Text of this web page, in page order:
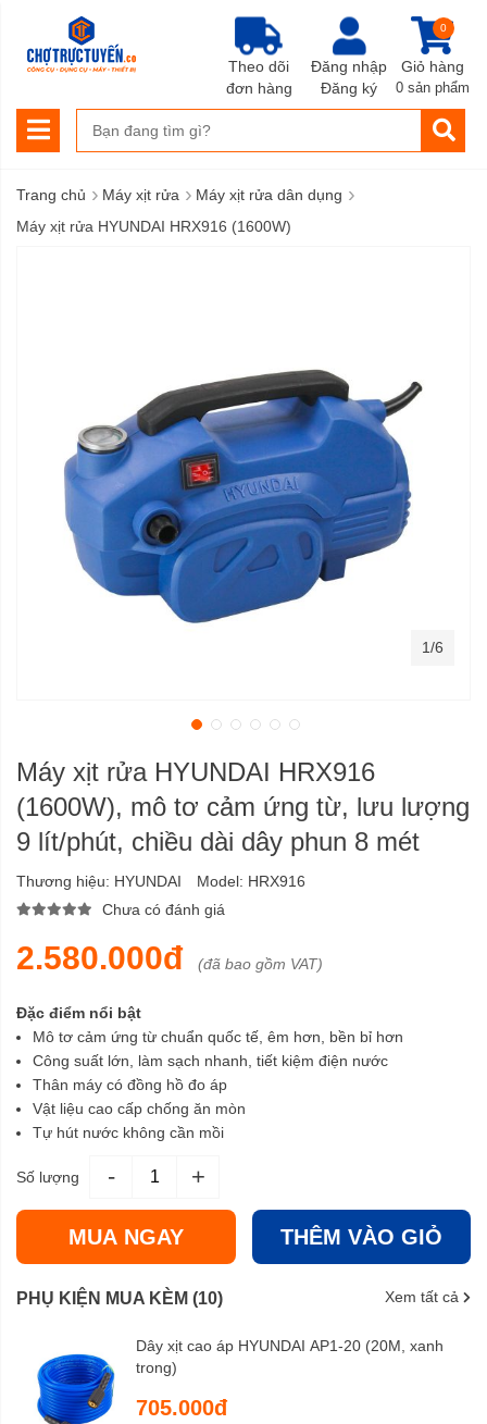
Đăng nhập
Đăng ký
Giỏ hàng
0
0 sản phẩm
Theo dõi
đơn hàng
Trang chủ › Máy xịt rửa › Máy xịt rửa dân dụng ›
Máy xịt rửa HYUNDAI HRX916 (1600W)
Máy xịt rửa HYUNDAI HRX916
(1600W), mô tơ cảm ứng từ, lưu lượng
9 lít/phút, chiều dài dây phun 8 mét
Thương hiệu: HYUNDAI Model: HRX916
Chưa có đánh giá
2.580.000đ (đã bao gồm VAT)
Đặc điểm nổi bật
Mô tơ cảm ứng từ chuẩn quốc tế, êm hơn, bền bỉ hơn
Công suất lớn, làm sạch nhanh, tiết kiệm điện nước
Thân máy có đồng hồ đo áp
Vật liệu cao cấp chống ăn mòn
Tự hút nước không cần mồi
Số lượng - +
MUA NGAY THÊM VÀO GIỎ
PHỤ KIỆN MUA KÈM (10) Xem tất cả
Dây xịt cao áp HYUNDAI AP1-20 (20M, xanh
trong)
705.000đ
1/6